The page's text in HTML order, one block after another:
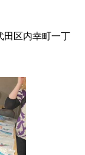
田区内幸町一丁